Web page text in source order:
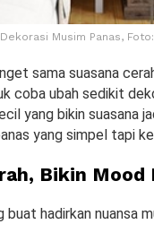
Musim Panas,
sama suasana
coba ubah sedikit
yang bikin suasana
yang simpel tapi
Bikin
hadirkan nuansa